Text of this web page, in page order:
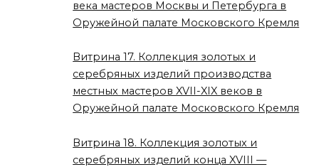
века мастеров Москвы и Петербурга в
Оружейной палате Московского Кремля
Витрина 17. Коллекция золотых и
серебряных изделий производства
местных мастеров XVII-XIX веков в
Оружейной палате Московского Кремля
Витрина 18. Коллекция золотых и
серебряных изделий конца XVIII —